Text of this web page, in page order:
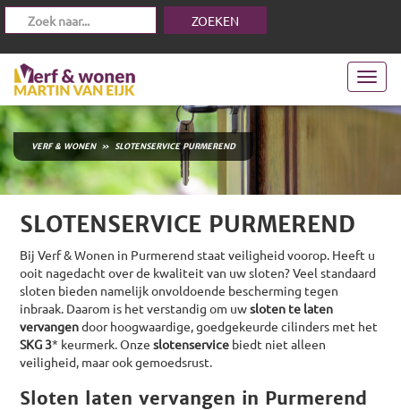
VERF & WONEN» SLOTENSERVICE PURMEREND
SLOTENSERVICE PURMEREND
Bij Verf & Wonen in Purmerend staat veiligheid voorop. Heeft u
ooit nagedacht over de kwaliteit van uw sloten? Veel standaard
sloten bieden namelijk onvoldoende bescherming tegen
inbraak. Daarom is het verstandig om uwsloten te laten
vervangendoor hoogwaardige, goedgekeurde cilinders met het
SKG 3* keurmerk. Onze slotenservice biedt niet alleen
veiligheid, maar ook gemoedsrust.
Sloten laten vervangen in Purmerend